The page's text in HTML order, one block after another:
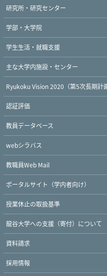
研究所・研究センター
学部・大学院
学生生活・就職支援
主な大学内施設・センター
Ryukoku Vision 2020（第5次長期計画
認証評価
教員データベース
webシラバス
教職員Web Mail
ポータルサイト（学内者向け）
授業休止の取扱基準
龍谷大学への支援（寄付）について
資料請求
採用情報